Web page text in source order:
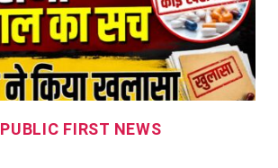
PUBLIC FIRST NEWS